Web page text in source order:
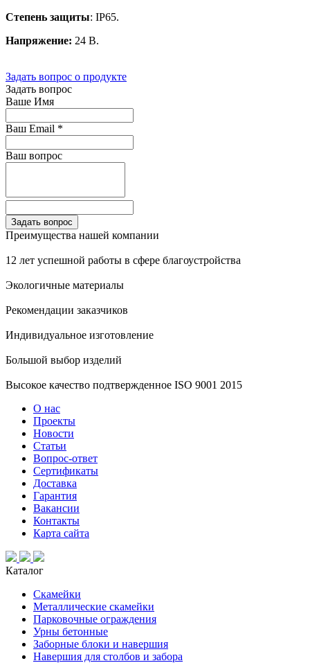
Степень защиты: IP65.
Напряжение: 24 В.
Задать вопрос о продукте
Задать вопрос
Ваше Имя
Ваш Email *
Ваш вопрос
Преимущества нашей компании
12 лет успешной работы в сфере благоустройства
Экологичные материалы
Рекомендации заказчиков
Индивидуальное изготовление
Большой выбор изделий
Высокое качество подтвержденное ISO 9001 2015
О нас
Проекты
Новости
Статьи
Вопрос-ответ
Сертификаты
Доставка
Гарантия
Вакансии
Контакты
Карта сайта
Каталог
Скамейки
Металлические скамейки
Парковочные ограждения
Урны бетонные
Заборные блоки и навершия
Навершия для столбов и забора